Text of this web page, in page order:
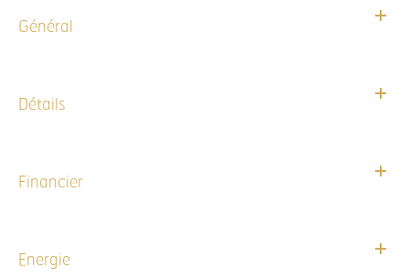
Général
Détails
Financier
Energie